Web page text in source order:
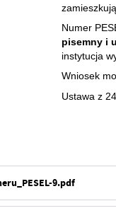
Numer
pisemny i
instytucja
Wniosek
Ustawa z
9.pdf